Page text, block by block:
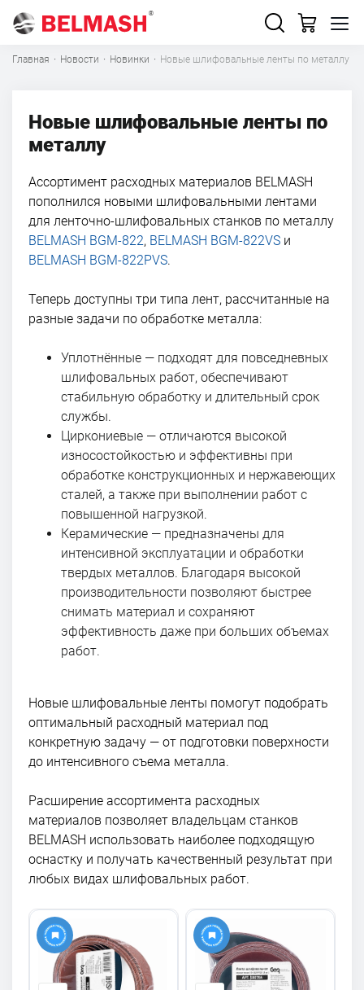
Главная · Новости · Новинки · Новые шлифовальные ленты по металлу
Новые шлифовальные ленты по
металлу
Ассортимент расходных материалов BELMASH
пополнился новыми шлифовальными лентами
для ленточно-шлифовальных станков по металлу
BELMASH BGM-822, BELMASH BGM-822VS и
BELMASH BGM-822PVS.
Теперь доступны три типа лент, рассчитанные на
разные задачи по обработке металла:
Уплотнённые — подходят для повседневных
шлифовальных работ, обеспечивают
стабильную обработку и длительный срок
службы.
Циркониевые — отличаются высокой
износостойкостью и эффективны при
обработке конструкционных и нержавеющих
сталей, а также при выполнении работ с
повышенной нагрузкой.
Керамические — предназначены для
интенсивной эксплуатации и обработки
твердых металлов. Благодаря высокой
производительности позволяют быстрее
снимать материал и сохраняют
эффективность даже при больших объемах
работ.
Новые шлифовальные ленты помогут подобрать
оптимальный расходный материал под
конкретную задачу — от подготовки поверхности
до интенсивного съема металла.
Расширение ассортимента расходных
материалов позволяет владельцам станков
BELMASH использовать наиболее подходящую
оснастку и получать качественный результат при
любых видах шлифовальных работ.